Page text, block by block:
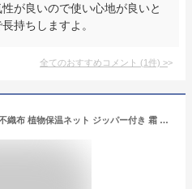
が良いので使い心地が良いと
持ちしますよ。
全てのおすすめコメント (1件) >
植物 保護カバー 2点セット 不織布 植物保温ネット ジッパー付き 霜 雪 風 虫害対策 巾着式 植物防寒カバー 透光性 通気性 折りたたみ 再利用可能 冬用 防寒対策 観葉植物 屋外 園芸用品